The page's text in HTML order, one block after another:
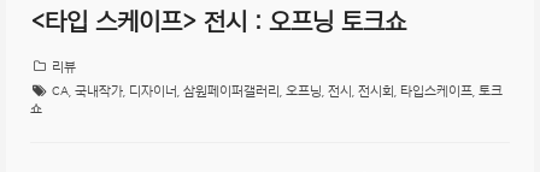
<타입 스케이프> 전시 : 오프닝 토크쇼
리뷰
CA 국내작가 디자이너 삼원페이퍼갤러리 오프닝 전시 전시회 타입스케이프
토크
쇼